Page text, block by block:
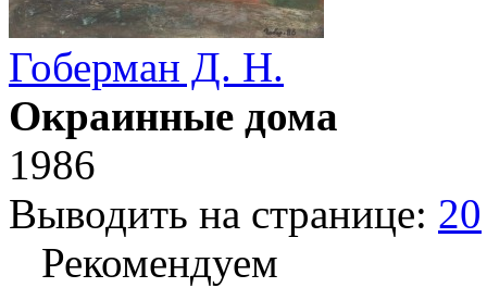
Гоберман Д. Н.
Окраинные дома
1986
Выводить на странице: 20
Рекомендуем